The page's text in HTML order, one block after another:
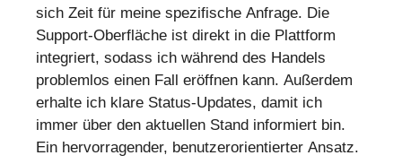
sich Zeit für meine spezifische Anfrage. Die
Support-Oberfläche ist direkt in die Plattform
integriert, sodass ich während des Handels
problemlos einen Fall eröffnen kann. Außerdem
erhalte ich klare Status-Updates, damit ich
immer über den aktuellen Stand informiert bin.
Ein hervorragender, benutzerorientierter Ansatz.